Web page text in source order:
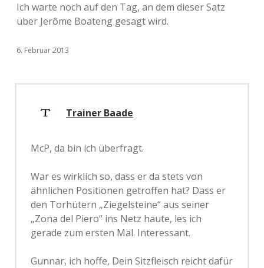
Ich warte noch auf den Tag, an dem dieser Satz
über Jerôme Boateng gesagt wird.
6. Februar 2013
Trainer Baade
McP, da bin ich überfragt.
War es wirklich so, dass er da stets von
ähnlichen Positionen getroffen hat? Dass er
den Torhütern „Ziegelsteine“ aus seiner
„Zona del Piero“ ins Netz haute, les ich
gerade zum ersten Mal. Interessant.
Gunnar, ich hoffe, Dein Sitzfleisch reicht dafür